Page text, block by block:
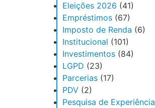
Eleições 2026 (41)
Empréstimos (67)
Imposto de Renda (6)
Institucional (101)
Investimentos (84)
LGPD (23)
Parcerias (17)
PDV (2)
Pesquisa de Experiência